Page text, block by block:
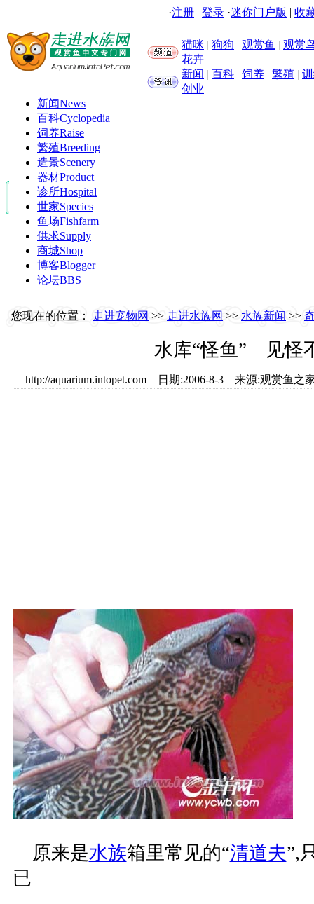
·注册 | 登录 ·迷你门户版 | 收
猫咪 | 狗狗 | 观赏鱼 | 观赏
花卉
新闻 | 百科 | 饲养 | 繁殖 |
创业
新闻News
百科Cyclopedia
饲养Raise
繁殖Breeding
造景Scenery
器材Product
诊所Hospital
世家Species
鱼场Fishfarm
供求Supply
商城Shop
博客Blogger
论坛BBS
您现在的位置： 走进宠物网 >> 走进水族网 >> 水族新闻 >>
水库“怪鱼” 见怪
http://aquarium.intopet.com 日期:2006-8-3 来源:观赏鱼
原来是水族箱里常见的“清道夫”,
已